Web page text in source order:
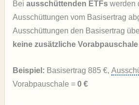
Bei ausschüttenden ETFswerden
Ausschüttungen vom Basisertrag
Ausschüttungen den Basisertrag
keine zusätzliche Vorabpauschale
Beispiel: Basisertrag 885 €,
Vorabpauschale = 0 €